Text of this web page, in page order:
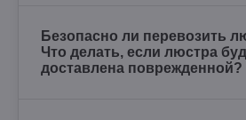
Безопасно ли перевозить
Что делать, если люстра
доставлена поврежденной?